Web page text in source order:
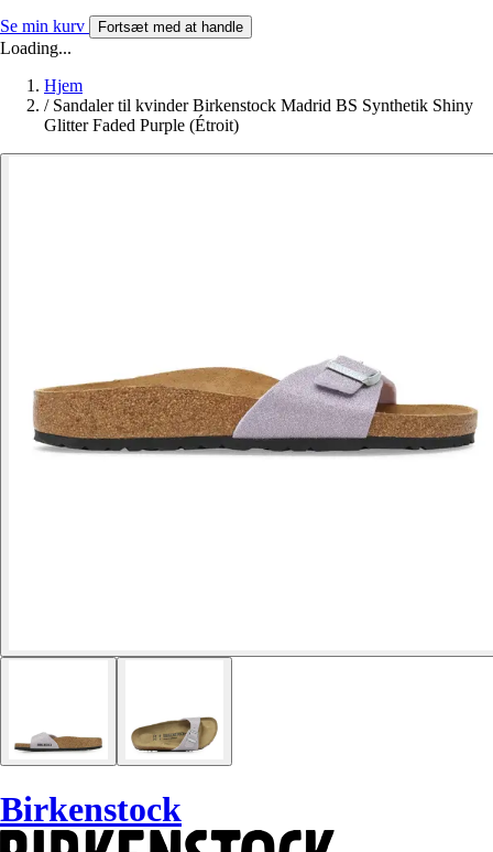
Se min kurv Fortsæt med at handle
Loading...
Hjem
/ Sandaler til kvinder Birkenstock Madrid BS Synthetik Shiny
Glitter Faded Purple (Étroit)
Birkenstock